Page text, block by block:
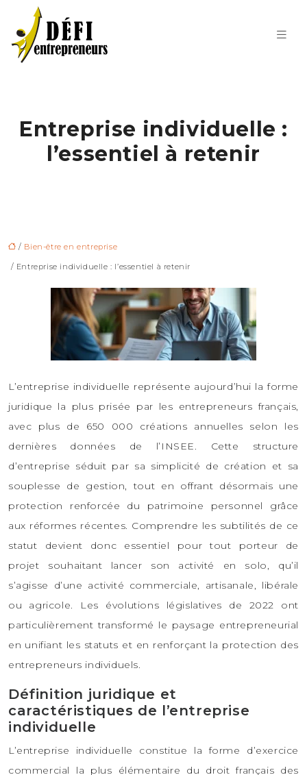
Entreprise individuelle :
l’essentiel à retenir
/ Bien-être en entreprise
/ Entreprise individuelle : l’essentiel à retenir
L’entreprise individuelle représente aujourd’hui la forme
juridique la plus prisée par les entrepreneurs français,
avec plus de 650 000 créations annuelles selon les
dernières données de l’INSEE. Cette structure
d’entreprise séduit par sa simplicité de création et sa
souplesse de gestion, tout en offrant désormais une
protection renforcée du patrimoine personnel grâce
aux réformes récentes. Comprendre les subtilités de ce
statut devient donc essentiel pour tout porteur de
projet souhaitant lancer son activité en solo, qu’il
s’agisse d’une activité commerciale, artisanale, libérale
ou agricole. Les évolutions législatives de 2022 ont
particulièrement transformé le paysage entrepreneurial
en unifiant les statuts et en renforçant la protection des
entrepreneurs individuels.
Définition juridique et
caractéristiques de l’entreprise
individuelle
L’entreprise individuelle constitue la forme d’exercice
commercial la plus élémentaire du droit français des